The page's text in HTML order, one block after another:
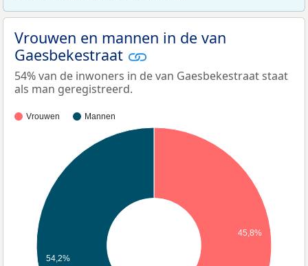
Vrouwen en mannen in de van
Gaesbekestraat
54% van de inwoners in de van Gaesbekestraat staat
als man geregistreerd.
Vrouwen Mannen
45,8%
54,2%